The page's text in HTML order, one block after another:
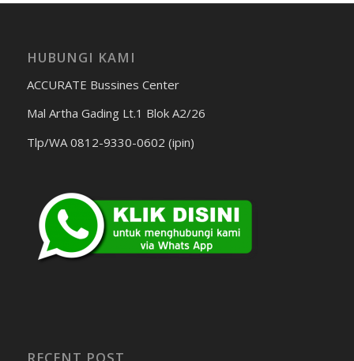
HUBUNGI KAMI
ACCURATE Bussines Center
Mal Artha Gading Lt.1 Blok A2/26
Tlp/WA 0812-9330-0602 (ipin)